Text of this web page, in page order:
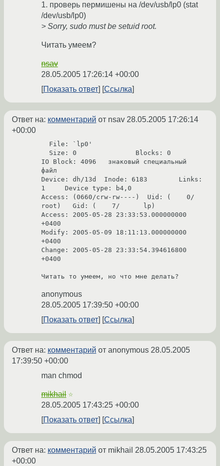
1. проверь пермишены на /dev/usb/lp0 (stat
/dev/usb/lp0)
> Sorry, sudo must be setuid root.
Читать умеем?
nsav
28.05.2005 17:26:14 +00:00
Показать ответ
Ссылка
Ответ на: комментарий от nsav 28.05.2005 17:26:14
+00:00
IO Block: 4096   знаковый специальный
файл
Device: dh/13d  Inode: 6183        Links:
1     Device type: b4,0
Access: (0660/crw-rw----)  Uid: (    0/
root)   Gid: (    7/      lp)
Access: 2005-05-28 23:33:53.000000000
+0400
Modify: 2005-05-09 18:11:13.000000000
+0400
Change: 2005-05-28 23:33:54.394616800
+0400
Читать то умеем, но что мне делать?
anonymous
28.05.2005 17:39:50 +00:00
Показать ответ
Ссылка
Ответ на: комментарий от anonymous 28.05.2005
17:39:50 +00:00
man chmod
mikhail ☆
28.05.2005 17:43:25 +00:00
Показать ответ
Ссылка
Ответ на: комментарий от mikhail 28.05.2005 17:43:25
+00:00